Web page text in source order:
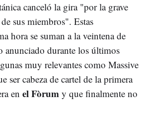
canceló la gira "por la grave
sus miembros". Estas
hora se suman a la veintena de
anunciado durante los últimos
muy relevantes como Massive
ser cabeza de cartel de la primera
en el Fòrum y que finalmente no